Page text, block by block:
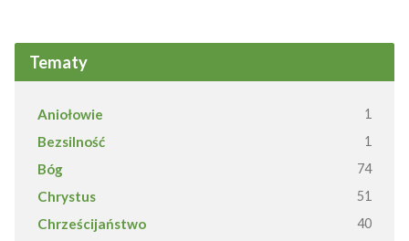
Tematy
Aniołowie 1
Bezsilność 1
Bóg 74
Chrystus 51
Chrześcijaństwo 40